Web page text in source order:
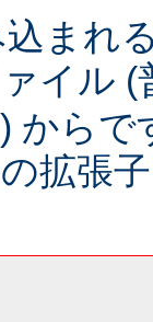
まれ
イル
からで
拡張